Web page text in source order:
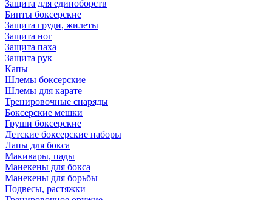
Защита для единоборств
Бинты боксерские
Защита груди, жилеты
Защита ног
Защита паха
Защита рук
Капы
Шлемы боксерские
Шлемы для карате
Тренировочные снаряды
Боксерские мешки
Груши боксерские
Детские боксерские наборы
Лапы для бокса
Макивары, пады
Манекены для бокса
Манекены для борьбы
Подвесы, растяжки